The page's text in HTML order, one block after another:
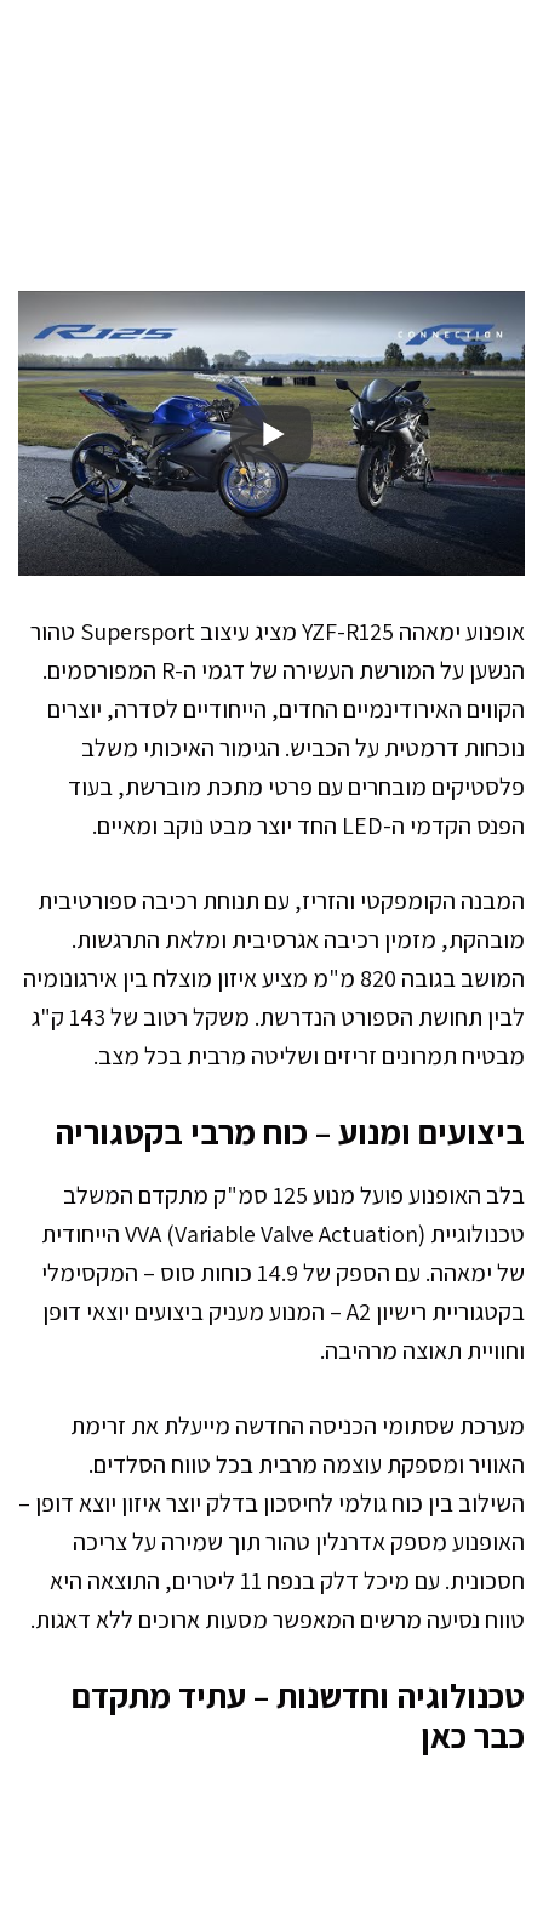
אופנוע ימאהה YZF-R125 מציג עיצוב Supersport טהור
הנשען על המורשת העשירה של דגמי ה-R המפורסמים.
הקווים האירודינמיים החדים, הייחודיים לסדרה, יוצרים
נוכחות דרמטית על הכביש. הגימור האיכותי משלב
פלסטיקים מובחרים עם פרטי מתכת מוברשת, בעוד
הפנס הקדמי ה-LED החד יוצר מבט נוקב ומאיים.
המבנה הקומפקטי והזריז, עם תנוחת רכיבה ספורטיבית
מובהקת, מזמין רכיבה אגרסיבית ומלאת התרגשות.
המושב בגובה 820 מ"מ מציע איזון מוצלח בין אירגונומיה
לבין תחושת הספורט הנדרשת. משקל רטוב של 143 ק"ג
מבטיח תמרונים זריזים ושליטה מרבית בכל מצב.
ביצועים ומנוע – כוח מרבי בקטגוריה
בלב האופנוע פועל מנוע 125 סמ"ק מתקדם המשלב
טכנולוגיית VVA (Variable Valve Actuation) הייחודית
של ימאהה. עם הספק של 14.9 כוחות סוס – המקסימלי
בקטגוריית רישיון A2 – המנוע מעניק ביצועים יוצאי דופן
וחוויית תאוצה מרהיבה.
מערכת שסתומי הכניסה החדשה מייעלת את זרימת
האוויר ומספקת עוצמה מרבית בכל טווח הסלדים.
השילוב בין כוח גולמי לחיסכון בדלק יוצר איזון יוצא דופן –
האופנוע מספק אדרנלין טהור תוך שמירה על צריכה
חסכונית. עם מיכל דלק בנפח 11 ליטרים, התוצאה היא
טווח נסיעה מרשים המאפשר מסעות ארוכים ללא דאגות.
טכנולוגיה וחדשנות – עתיד מתקדם
כבר כאן